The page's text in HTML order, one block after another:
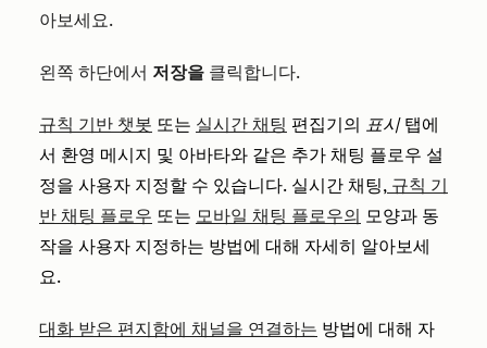
아보세요.
왼쪽 하단에서 저장을 클릭합니다.
규칙 기반 챗봇 또는 실시간 채팅 편집기 의 표시탭에
서 환영 메시지 및 아바타와 같은 추가 채팅 플로우 설
정을 사용자 지정할 수 있습니다. 실시간 채팅, 규칙 기
반 채팅 플로우 또는 모바일 채팅 플로우의 모양과 동
작을 사용자 지정하는 방법에 대해 자세히 알아보세
요.
대화 받은 편지함에 채널을 연결하는 방법에 대해 자